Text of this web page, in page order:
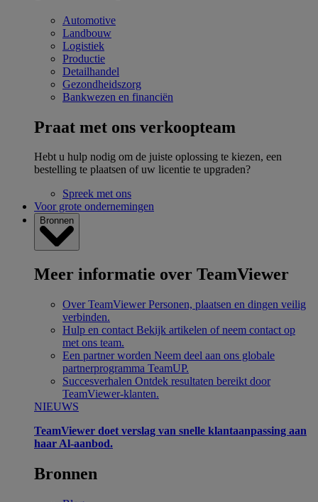
Automotive
Landbouw
Logistiek
Productie
Detailhandel
Gezondheidszorg
Bankwezen en financiën
Praat met ons verkoopteam
Hebt u hulp nodig om de juiste oplossing te kiezen, een
bestelling te plaatsen of uw licentie te upgraden?
Spreek met ons
Voor grote ondernemingen
Bronnen
Meer informatie over TeamViewer
Over TeamViewer Personen, plaatsen en dingen veilig
verbinden.
Hulp en contact Bekijk artikelen of neem contact op
met ons team.
Een partner worden Neem deel aan ons globale
partnerprogramma TeamUP.
Succesverhalen Ontdek resultaten bereikt door
TeamViewer-klanten.
NIEUWS
TeamViewer doet verslag van snelle klantaanpassing aan
haar Al-aanbod.
Bronnen